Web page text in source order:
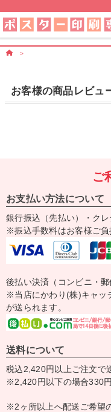
>
お客様の商品レビュ
ご
お支払い方法について
銀行振込（先払い）・ク
※振込手数料はお客様ご負
後払い決済（コンビニ・郵
※当店にかわり(株)キャッ
が送られます。
送料について
税込2,420円以上ご注文で
※2,420円以下の場合330円
※2ヶ所以上へ配送ご希望